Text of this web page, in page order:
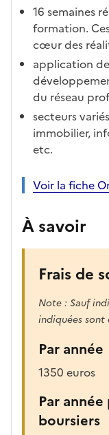
16 semaines
formation.
cœur des
application
du réseau
secteurs
immobilier,
etc.
Voir la fiche
À savoir
Frais de
Note : Sauf
indiquées sont
Par année
1350 euros
Par
boursiers